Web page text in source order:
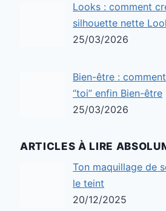
Looks : comment
silhouette nette
25/03/2026
Bien-être :
“toi” enfin Bien-être
25/03/2026
ARTICLES À LIRE
Ton maquillage de
le teint
20/12/2025